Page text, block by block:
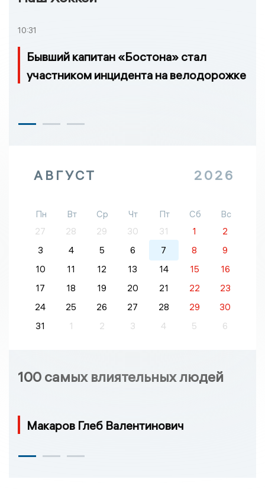
10:31
Бывший капитан «Бостона» стал
участником инцидента на велодорожке
АВГУСТ 2026
Пн Вт Ср Чт Пт Сб
Вс
27
28 29 30 31 1
2
3
4 5 6 7 8
9
10
11 12 13 14 15
16
17
18 19 20 21 22
23
24
25 26 27 28 29
30
31
1 2 3 4 5 6
100 самых влиятельных людей
Макаров Глеб Валентинович